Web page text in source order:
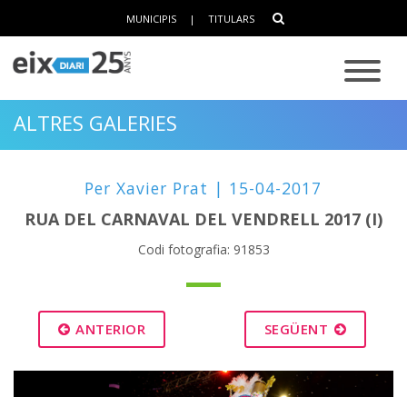
MUNICIPIS | TITULARS
ALTRES GALERIES
Per Xavier Prat | 15-04-2017
RUA DEL CARNAVAL DEL VENDRELL 2017 (I)
Codi fotografia: 91853
ANTERIOR SEGÜENT